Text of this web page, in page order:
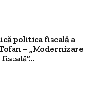
politica fiscală a
– „Modernizare
fiscală”...